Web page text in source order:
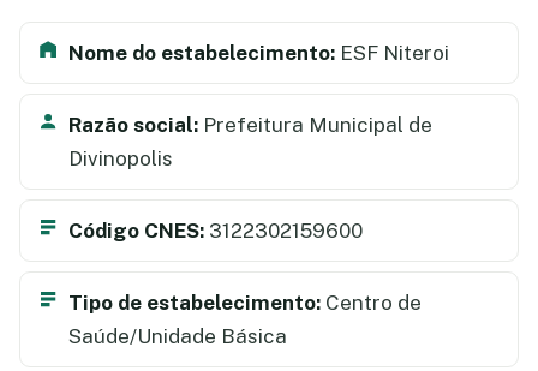
Nome do estabelecimento: ESF Niteroi
Razão social: Prefeitura Municipal de
Divinopolis
Código CNES: 3122302159600
Tipo de estabelecimento: Centro de
Saúde/Unidade Básica